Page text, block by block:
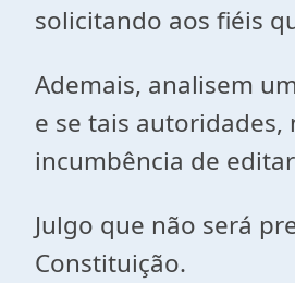
solicitando aos fiéis
Ademais, analisem
e se tais
incumbência de
Julgo que não será
Constituição.